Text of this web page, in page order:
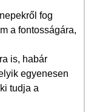
fog
a fontosságára,
is, habár
egyenesen
tudja a